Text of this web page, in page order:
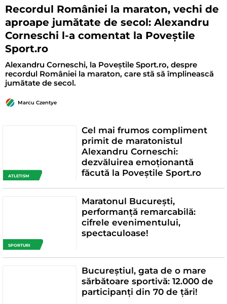
Recordul României la maraton, vechi de
aproape jumătate de secol: Alexandru
Corneschi l-a comentat la Poveștile
Sport.ro
Alexandru Corneschi, la Poveștile Sport.ro, despre
recordul României la maraton, care stă să împlinească
jumătate de secol.
Marcu Czentye
ATLETISM
Cel mai frumos compliment
primit de maratonistul
Alexandru Corneschi:
dezvăluirea emoționantă
făcută la Poveștile Sport.ro
SPORTURI
Maratonul București,
performanță remarcabilă:
cifrele evenimentului,
spectaculoase!
Bucureștiul, gata de o mare
sărbătoare sportivă: 12.000 de
participanți din 70 de țări!